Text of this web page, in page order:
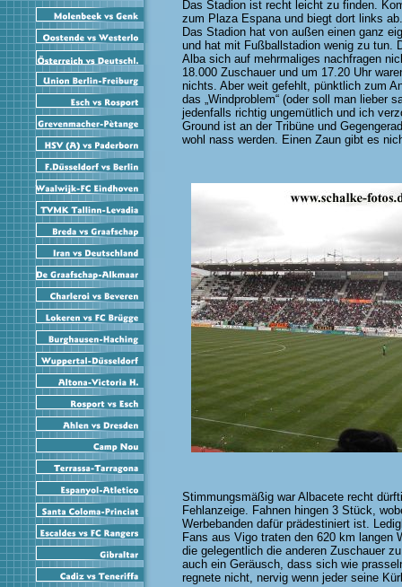
Das Stadion ist recht leicht zu finden.
zum Plaza Espana und biegt dort links
Das Stadion hat von außen einen ganz
und hat mit Fußballstadion wenig zu tun.
Alba sich auf mehrmaliges nachfragen
18.000 Zuschauer und um 17.20 Uhr
nichts. Aber weit gefehlt, pünktlich zum
das „Windproblem“ (oder soll man lieber
jedenfalls richtig ungemütlich und ich
Ground ist an der Tribüne und
wohl nass werden. Einen Zaun gibt es
Stimmungsmäßig war Albacete recht
Fehlanzeige. Fahnen hingen 3 Stück,
Werbebanden dafür prädestiniert ist.
Fans aus Vigo traten den 620 km langen
die gelegentlich die anderen Zuschauer
auch ein Geräusch, dass sich wie
regnete nicht, nervig wenn jeder seine